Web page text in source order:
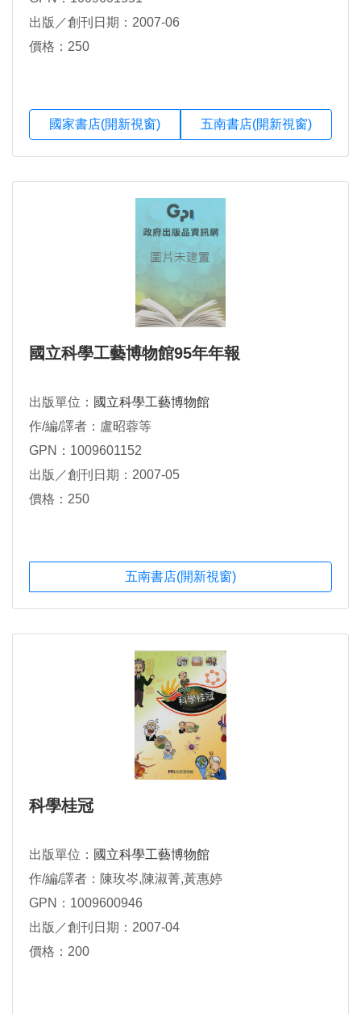
出版／創刊日期：2007-06
價格：250
國家書店(開新視窗) 五南書店(開新視窗)
國立科學工藝博物館95年年報
出版單位： 國立科學工藝博物館
作/編/譯者：盧昭蓉等
GPN：1009601152
出版／創刊日期：2007-05
價格：250
五南書店(開新視窗)
科學桂冠
出版單位： 國立科學工藝博物館
作/編/譯者：陳玫岑,陳淑菁,黃惠婷
GPN：1009600946
出版／創刊日期：2007-04
價格：200